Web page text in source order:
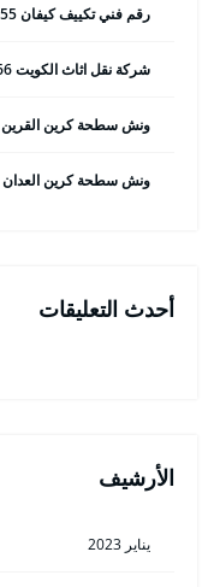
رقم فني تكييف كيفان 98025055 فني تكييف مركزي 24 ساعة
شركة نقل اثاث الكويت 50993766 هاف لوري وانيت نقل عفش
ونش سطحة كرين القرين 65557275 ونش سحب وانقاذ سيارات
ونش سطحة كرين العدان 65557275 ونش سحب وانقاذ سيارات
أحدث التعليقات
الأرشيف
يناير 2023